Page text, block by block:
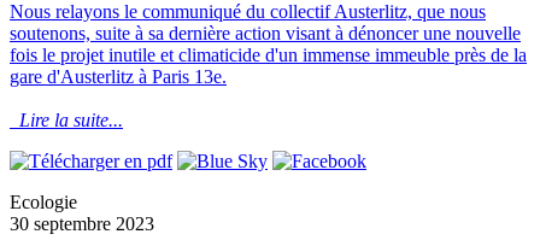
Nous relayons le communiqué du collectif Austerlitz, que nous
soutenons, suite à sa dernière action visant à dénoncer une nouvelle
fois le projet inutile et climaticide d'un immense immeuble près de la
gare d'Austerlitz à Paris 13e.
Lire la suite...
Ecologie
30 septembre 2023